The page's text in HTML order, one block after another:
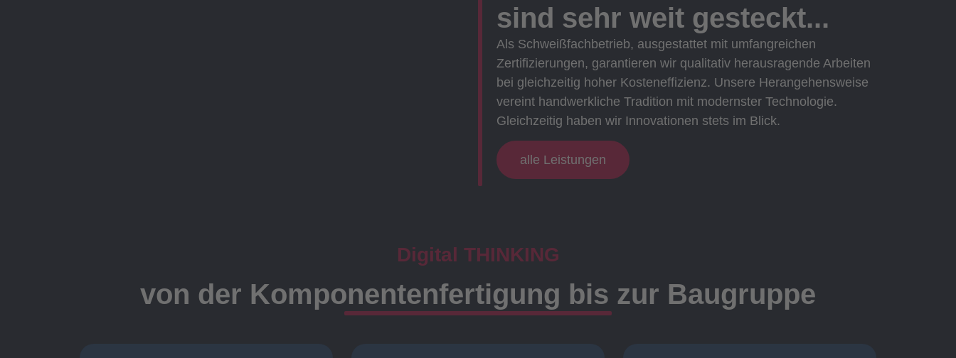
sind sehr weit gesteckt...
Als Schweißfachbetrieb, ausgestattet mit umfangreichen
Zertifizierungen, garantieren wir qualitativ herausragende Arbeiten
bei gleichzeitig hoher Kosteneffizienz. Unsere Herangehensweise
vereint handwerkliche Tradition mit modernster Technologie.
Gleichzeitig haben wir Innovationen stets im Blick.
alle Leistungen
Digital THINKING
von der Komponentenfertigung bis zur Baugruppe